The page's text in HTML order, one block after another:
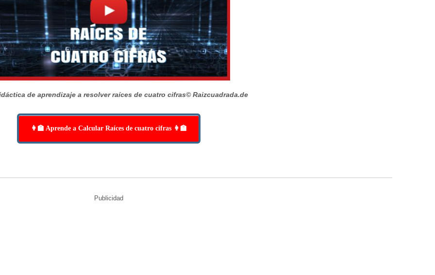
de aprendizaje a resolver raíces de cuatro cifras© Raizcuadrada.de
👩‍🏫 Aprende a Calcular Raíces de cuatro cifras 👩‍🏫
Publicidad